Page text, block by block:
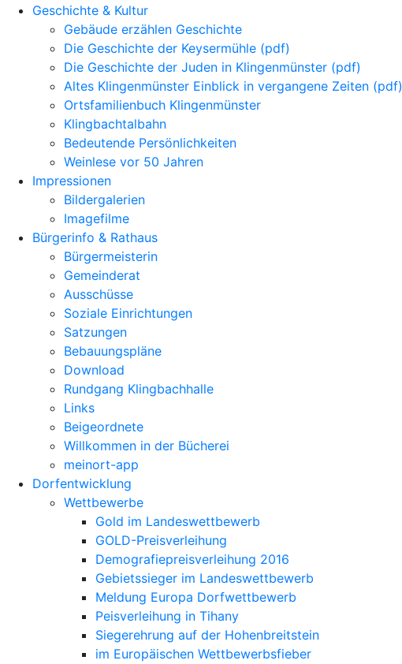
Geschichte & Kultur
Gebäude erzählen Geschichte
Die Geschichte der Keysermühle (pdf)
Die Geschichte der Juden in Klingenmünster (pdf)
Altes Klingenmünster Einblick in vergangene Zeiten (pdf)
Ortsfamilienbuch Klingenmünster
Klingbachtalbahn
Bedeutende Persönlichkeiten
Weinlese vor 50 Jahren
Impressionen
Bildergalerien
Imagefilme
Bürgerinfo & Rathaus
Bürgermeisterin
Gemeinderat
Ausschüsse
Soziale Einrichtungen
Satzungen
Bebauungspläne
Download
Rundgang Klingbachhalle
Links
Beigeordnete
Willkommen in der Bücherei
meinort-app
Dorfentwicklung
Wettbewerbe
Gold im Landeswettbewerb
GOLD-Preisverleihung
Demografiepreisverleihung 2016
Gebietssieger im Landeswettbewerb
Meldung Europa Dorfwettbewerb
Peisverleihung in Tihany
Siegerehrung auf der Hohenbreitstein
im Europäischen Wettbewerbsfieber